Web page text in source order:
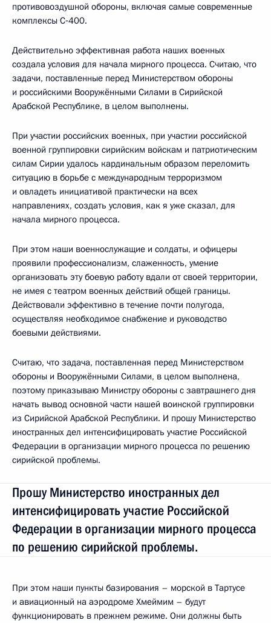
противовоздушной обороны, включая самые современные
комплексы С‑400.
Действительно эффективная работа наших военных
создала условия для начала мирного процесса. Считаю, что
задачи, поставленные перед Министерством обороны
и российскими Вооружёнными Силами в Сирийской
Арабской Республике, в целом выполнены.
При участии российских военных, при участии российской
военной группировки сирийским войскам и патриотическим
силам Сирии удалось кардинальным образом переломить
ситуацию в борьбе с международным терроризмом
и овладеть инициативой практически на всех
направлениях, создать условия, как я уже сказал, для
начала мирного процесса.
При этом наши военнослужащие и солдаты, и офицеры
проявили профессионализм, слаженность, умение
организовать эту боевую работу вдали от своей территории,
не имея с театром военных действий общей границы.
Действовали эффективно в течение почти полугода,
осуществляя необходимое снабжение и руководство
боевыми действиями.
Считаю, что задача, поставленная перед Министерством
обороны и Вооружёнными Силами, в целом выполнена,
поэтому приказываю Министру обороны с завтрашнего дня
начать вывод основной части нашей воинской группировки
из Сирийской Арабской Республики. И прошу Министерство
иностранных дел интенсифицировать участие Российской
Федерации в организации мирного процесса по решению
сирийской проблемы.
Прошу Министерство иностранных дел
интенсифицировать участие Российской
Федерации в организации мирного процесса
по решению сирийской проблемы.
При этом наши пункты базирования – морской в Тартусе
и авиационный на аэродроме Хмеймим – будут
функционировать в прежнем режиме. Они должны быть